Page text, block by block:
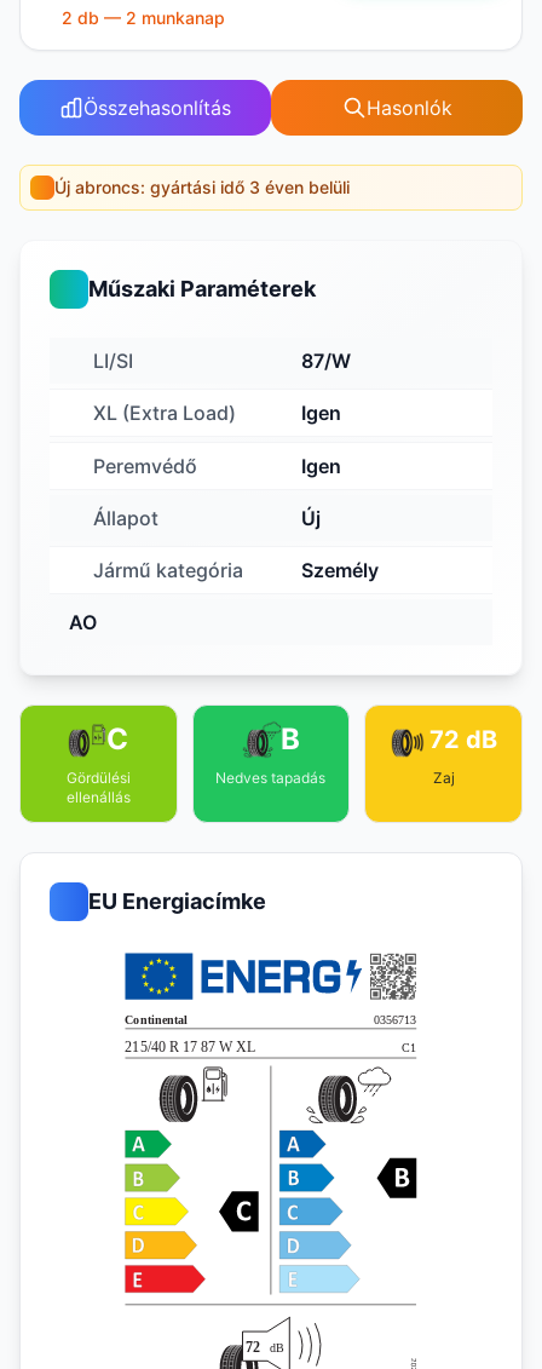
2 db — 2 munkanap
Összehasonlítás Hasonlók
Új abroncs: gyártási idő 3 éven belüli
Műszaki Paraméterek
LI/SI 87/W
XL (Extra Load) Igen
Peremvédő Igen
Állapot Új
Jármű kategória Személy
AO
C
Gördülési
ellenállás
B
Nedves tapadás
72 dB
Zaj
EU Energiacímke